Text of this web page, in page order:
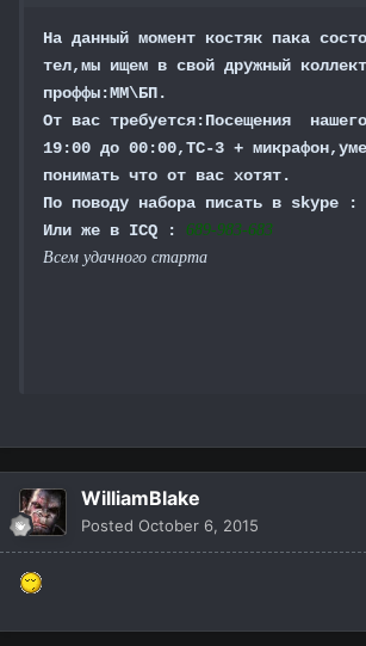
На данный момент костяк пака
тел,мы ищем в свой дружный
проффы:ММ\БП.
От вас требуется:Посещения
19:00 до 00:00,ТС-3 +
понимать что от вас хотят.
По поводу набора писать в skype :
Или же в ICQ : 689-983-683
Всем удачного старта
WilliamBlake
Posted October 6, 2015